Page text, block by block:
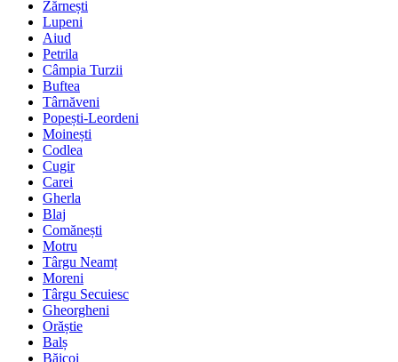
Zărnești
Lupeni
Aiud
Petrila
Câmpia Turzii
Buftea
Târnăveni
Popești-Leordeni
Moinești
Codlea
Cugir
Carei
Gherla
Blaj
Comănești
Motru
Târgu Neamț
Moreni
Târgu Secuiesc
Gheorgheni
Orăștie
Balș
Băicoi